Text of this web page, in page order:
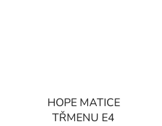
HOPE MATICE
TŘMENU E4